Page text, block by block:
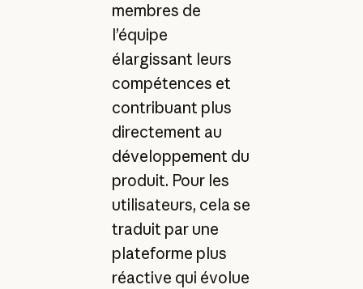
membres de
l’équipe
élargissant leurs
compétences et
contribuant plus
directement au
développement du
produit. Pour les
utilisateurs, cela se
traduit par une
plateforme plus
réactive qui évolue